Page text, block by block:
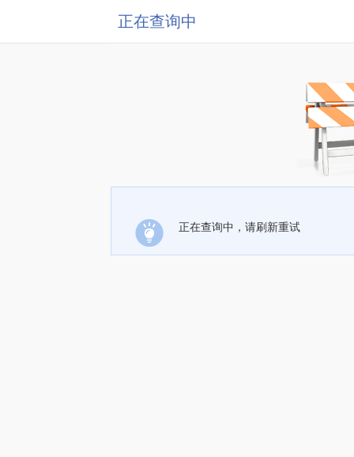
正在查询中
正在查询中，请刷新重试